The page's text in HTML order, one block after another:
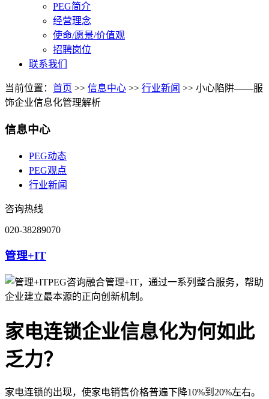
PEG简介
经营理念
使命/愿景/价值观
招聘岗位
联系我们
当前位置： 首页 >> 信息中心 >> 行业新闻 >> 小心陷阱——服
饰企业信息化管理解析
信息中心
PEG动态
PEG观点
行业新闻
咨询热线
020-38289070
管理+IT
PEG咨询融合管理+IT，通过一系列整合服务，帮助
企业建立最本源的正向创新机制。
家电连锁企业信息化为何如此
乏力？
家电连锁的出现，使家电销售价格普遍下降10%到20%左右。